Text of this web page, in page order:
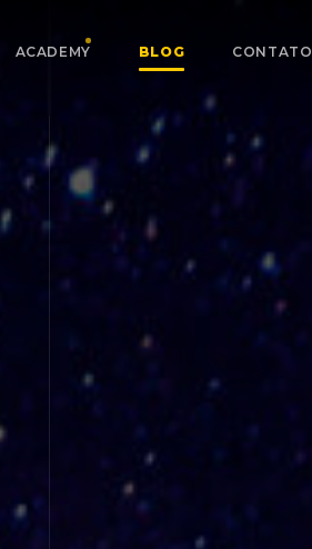
ACADEMY BLOG CONTATO